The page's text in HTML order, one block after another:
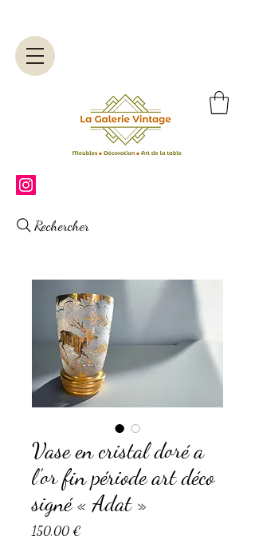
Rechercher
Vase en cristal doré a
l’or fin période art déco
signé « Adat »
150,00 €